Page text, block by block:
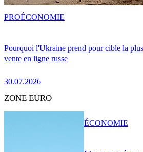
Pourquoi l'Ukraine prend pour cible la
vente en ligne russe
30.07.2026
PROÉCONOMIE
ZONE EURO
ÉCONOMIE